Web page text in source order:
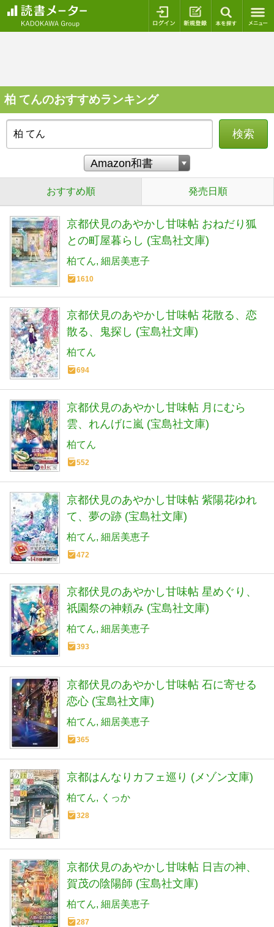
ログイン 新規登録
柏 てんのおすすめランキング
検索
おすすめ順 発売日順
京都伏見のあやかし甘味帖 おねだり狐
との町屋暮らし (宝島社文庫)
柏てん 細居美恵子
1610
京都伏見のあやかし甘味帖 花散る、恋
散る、鬼探し (宝島社文庫)
柏てん
694
京都伏見のあやかし甘味帖 月にむら
雲、れんげに嵐 (宝島社文庫)
柏てん
552
京都伏見のあやかし甘味帖 紫陽花ゆれ
て、夢の跡 (宝島社文庫)
柏てん 細居美恵子
472
京都伏見のあやかし甘味帖 星めぐり、
祇園祭の神頼み (宝島社文庫)
柏てん 細居美恵子
393
京都伏見のあやかし甘味帖 石に寄せる
恋心 (宝島社文庫)
柏てん 細居美恵子
365
京都はんなりカフェ巡り (メゾン文庫)
柏てん くっか
328
京都伏見のあやかし甘味帖 日吉の神、
賀茂の陰陽師 (宝島社文庫)
柏てん 細居美恵子
287